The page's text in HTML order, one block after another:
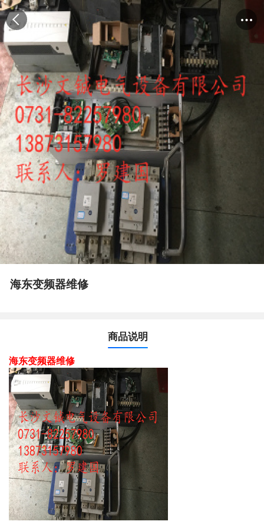
海东变频器维修
商品说明
海东变频器维修